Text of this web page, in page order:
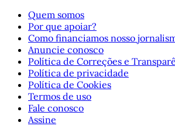
Quem somos
Por que apoiar?
Como financiamos nosso
Anuncie conosco
Política de Correções e
Política de privacidade
Política de Cookies
Termos de uso
Fale conosco
Assine